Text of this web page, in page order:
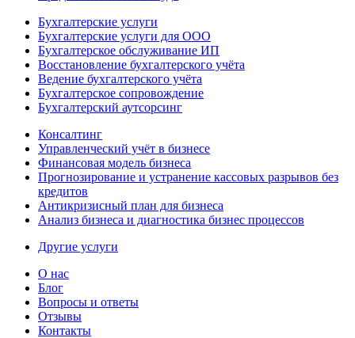
Бухгалтерские услуги
Бухгалтерские услуги для ООО
Бухгалтерское обслуживание ИП
Восстановление бухгалтерского учёта
Ведение бухгалтерского учёта
Бухгалтерское сопровождение
Бухгалтерский аутсорсинг
Консалтинг
Управленческий учёт в бизнесе
Финансовая модель бизнеса
Прогнозирование и устранение кассовых разрывов без
кредитов
Антикризисный план для бизнеса
Анализ бизнеса и диагностика бизнес процессов
Другие услуги
О нас
Блог
Вопросы и ответы
Отзывы
Контакты